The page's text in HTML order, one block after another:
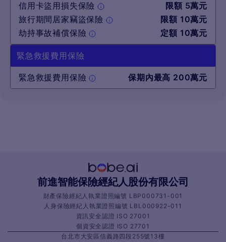
信用卡盜用損失保險
限額 5萬元
旅行期間居家竊盜保險
限額 10萬元
劫持事故補償保險
定額 10萬元
緊急救援費用保險
緊急救援費用保險 保期內最高 200萬元
前進智能保險經紀人股份有限公司
財產保險經紀人執業證照編號 LBP000731-001
人身保險經紀人執業證照編號 LBL000922-011
資訊安全認證 ISO 27001
個資安全認證 ISO 27701
台北市大安區信義路四段255號13樓